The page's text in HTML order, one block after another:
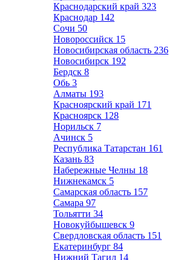
Краснодарский край 323
Краснодар 142
Сочи 50
Новороссийск 15
Новосибирская область 236
Новосибирск 192
Бердск 8
Обь 3
Алматы 193
Красноярский край 171
Красноярск 128
Норильск 7
Ачинск 5
Республика Татарстан 161
Казань 83
Набережные Челны 18
Нижнекамск 5
Самарская область 157
Самара 97
Тольятти 34
Новокуйбышевск 9
Свердловская область 151
Екатеринбург 84
Нижний Тагил 14